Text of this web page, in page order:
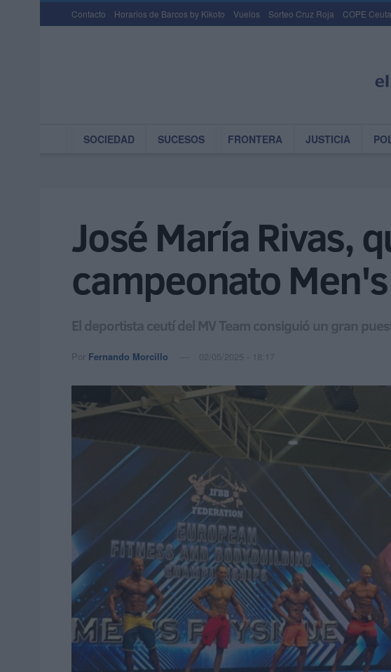
Contacto Horarios de Barcos by Kikoto Vuelos Sorteo Cruz Roja COPE Ceuta
SOCIEDAD SUCESOS FRONTERA JUSTICIA
José María Rivas,
campeonato
El deportista ceutí del MV Team consiguió un gran
Por Fernando Morcillo 02/05/2025 - 18:17